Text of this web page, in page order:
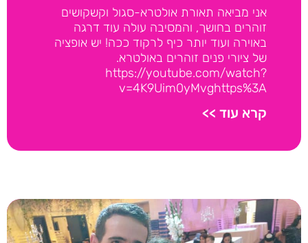
אני מביאה תאורת אולטרא-סגול וקשקושים
זוהרים בחושך, והמסיבה עולה עוד דרגה
באוירה ועוד יותר כיף לרקוד ככה! יש אופציה
של ציורי פנים זוהרים באולטרא.
https://youtube.com/watch?
v=4K9Uim0yMvghttps%3A
קרא עוד >>